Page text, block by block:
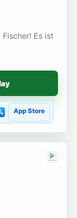
Es ist
App Store